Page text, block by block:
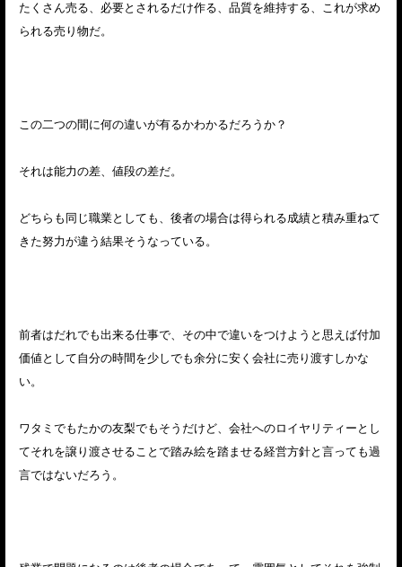
たくさん売る、必要とされるだけ作る、品質を維持する、これが求め
られる売り物だ。
この二つの間に何の違いが有るかわかるだろうか？
それは能力の差、値段の差だ。
どちらも同じ職業としても、後者の場合は得られる成績と積み重ねて
きた努力が違う結果そうなっている。
前者はだれでも出来る仕事で、その中で違いをつけようと思えば付加
価値として自分の時間を少しでも余分に安く会社に売り渡すしかな
い。
ワタミでもたかの友梨でもそうだけど、会社へのロイヤリティーとし
てそれを譲り渡させることで踏み絵を踏ませる経営方針と言っても過
言ではないだろう。